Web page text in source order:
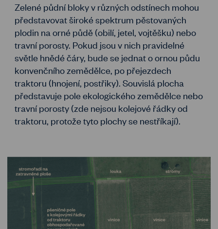
Zelené půdní bloky v různých odstínech mohou
představovat široké spektrum pěstovaných
plodin na orné půdě (obilí, jetel, vojtěšku) nebo
travní porosty. Pokud jsou v nich pravidelné
světle hnědé čáry, bude se jednat o ornou půdu
konvenčního zemědělce, po přejezdech
traktoru (hnojení, postřiky). Souvislá plocha
představuje pole ekologického zemědělce nebo
travní porosty (zde nejsou kolejové řádky od
traktoru, protože tyto plochy se nestříkají).